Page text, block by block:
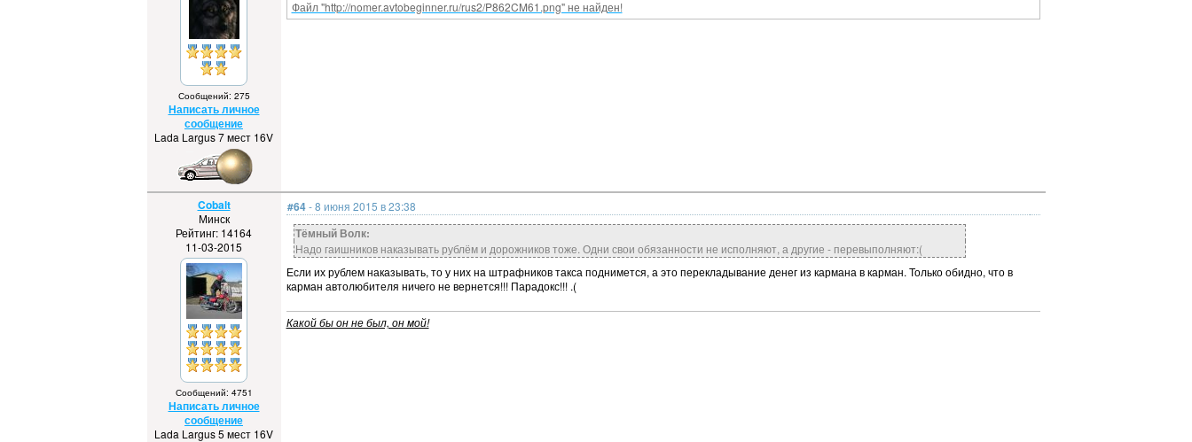
Сообщений: 275
Написать личное
сообщение
Lada Largus 7 мест 16V
Файл "http://nomer.avtobeginner.ru/rus2/P862CM61.png" не найден!
Cobalt
Минск
Рейтинг: 14164
11-03-2015
Сообщений: 4751
Написать личное
сообщение
Lada Largus 5 мест 16V
#64- 8 июня 2015 в 23:38
Тёмный Волк:
Надо гаишников наказывать рублём и дорожников тоже. Одни свои обязанности не исполняют, а другие - перевыполняют:(
Если их рублем наказывать, то у них на штрафников такса поднимется, а это перекладывание денег из кармана в карман. Только обидно, что в
карман автолюбителя ничего не вернется!!! Парадокс!!! .(
Какой бы он не был, он мой!